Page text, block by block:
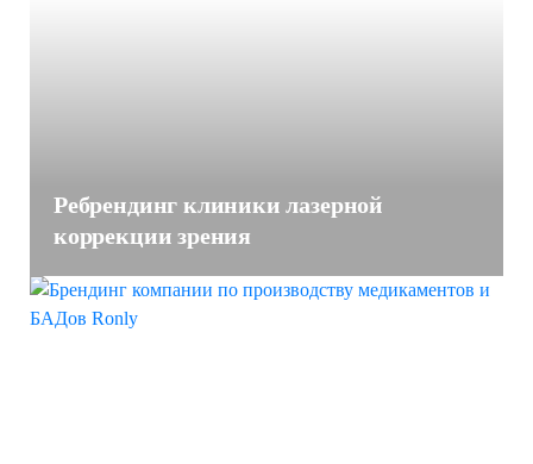
Ребрендинг клиники лазерной
коррекции зрения